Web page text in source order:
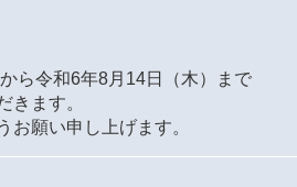
ら令和6年8月14日（木）まで
きます。
お願い申し上げます。